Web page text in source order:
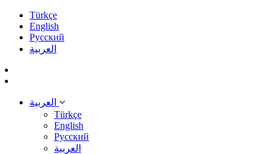
Türkçe
English
Pусский
العربية
Türkçe
English
Pусский
العربية